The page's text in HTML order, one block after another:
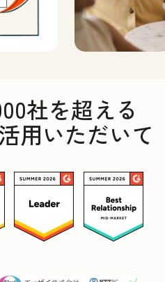
社を超える
用いただいて